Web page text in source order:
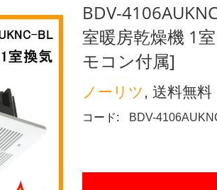
BDV-
室暖房乾燥機 1
モコン付属]
ノーリツ , 送料無料
コード: BDV-